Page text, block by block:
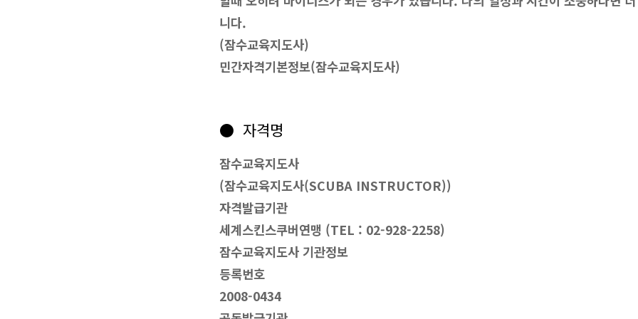
니다.
(잠수교육지도사)
민간자격기본정보(잠수교육지도사)
● 자격명
잠수교육지도사
(잠수교육지도사(SCUBA INSTRUCTOR))
자격발급기관
세계스킨스쿠버연맹 (TEL : 02-928-2258)
잠수교육지도사 기관정보
등록번호
2008-0434